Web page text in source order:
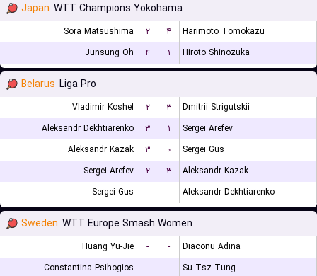
Japan WTT Champions Yokohama
Sora Matsushima ۲ ۴
Harimoto Tomokazu
Junsung Oh
۴ ۱ Hiroto Shinozuka
Belarus Liga Pro
Vladimir Koshel ۲ ۳
Dmitrii Strigutskii
Aleksandr Dekhtiarenko
۳ ۱
Sergei Arefev
Aleksandr Kazak
۳ ۰
Sergei Gus
Sergei Arefev
۲ ۳
Aleksandr Kazak
Sergei Gus
- - Aleksandr Dekhtiarenko
Sweden WTT Europe Smash Women
Huang Yu-Jie - -
Diaconu Adina
Constantina Psihogios
- -
Su Tsz Tung